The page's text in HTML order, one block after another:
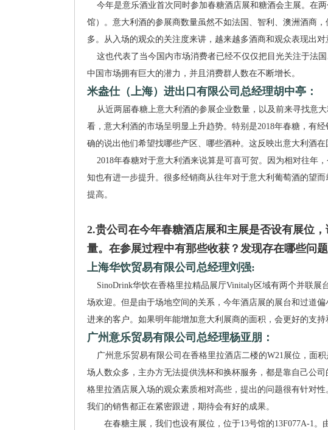
今年是意乐酒业首次同时参加春糖酒店展和糖酒会主展。在
馆）。意大利酒的参展商数量虽然不如法国、智利、澳洲酒商
多。从入场的观众的关注度来讲，越来越多酒商和观众表现出对
这也代表了当今国内市场消费者已经不仅仅把目光关注于法
中国市场拥有巨大的潜力，并且消费群人数在不断增长。
米盎仕（上海）进出口有限公司总经理胡中亭：
从近两届春糖上意大利酒的参展企业数量，以及前来寻找意
看，意大利酒的市场呈明显上升趋势。特别是2018年春糖，有
确的说出他们希望找哪些产区、哪些酒种。这反映出意大利酒在
2018年春糖对于意大利酒来说算是可喜可贺。因为相对往年
知也有进一步提升。很多经销商从往年对于意大利葡萄酒的望
提高。
2.贵公司在今年春糖酒店展和主展是否设有展位
量。在参展过程中有那些收获？发现存在哪些问
上海华饮贸易有限公司总经理刘强:
SinoDrink华饮在香格里拉精品展厅Vinitaly区域有两个并联展
场欢迎。但是由于场地空间的关系，今年酒店展的展台和过道
进来的客户。如果明年能增加意大利展商的面积，会更好的支持
广州意乐贸易有限公司总经理杨亚朋：
广州意乐贸易有限公司在香格里拉酒店二楼的W21展位，面
场人数众多，主办方无法提供洗杯和换杯服务，都是靠自己公
格里拉酒店展入场的观众素质相对高些，提出的问题很有针对
我们的销售都正在紧密跟进，期待会有好的成果。
在春糖主展，我们也设有展位，位于13号馆的13F077A-1。